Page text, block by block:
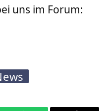
uns im Forum: